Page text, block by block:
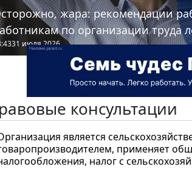
жара: рекомендации
по организации труда
31 июля 2026
консультации
является
применяет
налог с